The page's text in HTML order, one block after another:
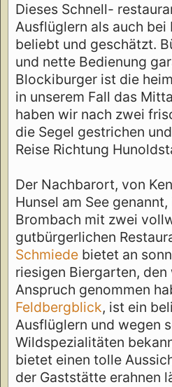
Dieses Schnell-
Ausflüglern als auch bei
beliebt und geschätzt.
und nette Bedienung
Blockiburger ist die
in unserem Fall das
haben wir nach zwei
die Segel gestrichen
Reise Richtung
Der Nachbarort, von
Hunsel am See
Brombach mit zwei
gutbürgerlichen
Schmiede bietet an
riesigen Biergarten, den
Anspruch genommen
Feldbergblick, ist ein
Ausflüglern und wegen
Wildspezialitäten
bietet einen tolle
der Gaststätte erahnen